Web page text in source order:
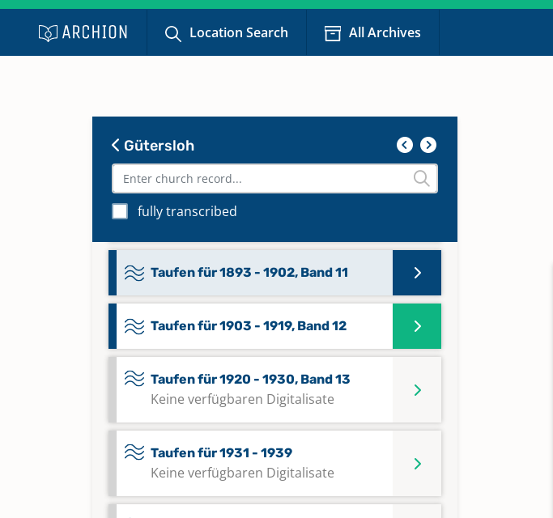
Location Search All Archives
Gütersloh
fully transcribed
1811-1824 Band 7
Taufen für 1754 - 1791, Band 4
Taufen für 1844 - 1874, Band 9
Taufen für 1874 - 1892, Band 10
Taufen für 1893 - 1902, Band 11
Taufen für 1903 - 1919, Band 12
Taufen für 1920 - 1930, Band 13
Keine verfügbaren Digitalisate
Taufen für 1931 - 1939
Keine verfügbaren Digitalisate